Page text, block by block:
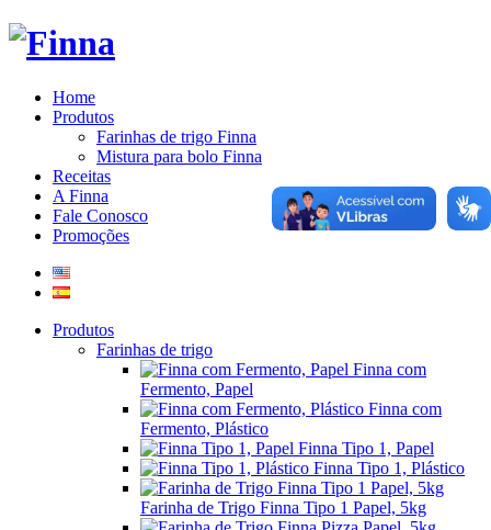
Home
Produtos
Farinhas de trigo Finna
Mistura para bolo Finna
Receitas
A Finna
Fale Conosco
Promoções
Produtos
Farinhas de trigo
Finna com
Fermento, Papel
Finna com
Fermento, Plástico
Finna Tipo 1, Papel
Finna Tipo 1, Plástico
Farinha de Trigo Finna Tipo 1 Papel, 5kg